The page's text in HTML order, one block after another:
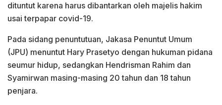
dituntut karena harus dibantarkan oleh majelis hakim
usai terpapar covid-19.
Pada sidang penuntutuan, Jakasa Penuntut Umum
(JPU) menuntut Hary Prasetyo dengan hukuman pidana
seumur hidup, sedangkan Hendrisman Rahim dan
Syamirwan masing-masing 20 tahun dan 18 tahun
penjara.